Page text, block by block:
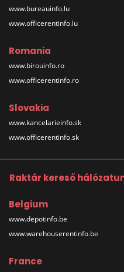
www.bureauinfo.lu
www.officerentinfo.lu
Romania
www.birouinfo.ro
www.officerentinfo.ro
Slovakia
www.kancelarieinfo.sk
www.officerentinfo.sk
Raktár kereső
Belgium
www.depotinfo.be
www.warehouserentinfo.be
France